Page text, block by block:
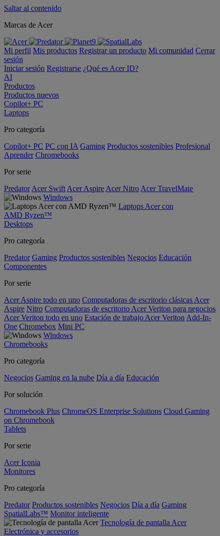
Saltar al contenido
Marcas de Acer
Mi perfil Mis productos Registrar un producto Mi comunidad Cerrar
sesión
Iniciar sesión Registrarse ¿Qué es Acer ID?
AI
Productos
Productos nuevos
Copilot+ PC
Laptops
Pro categoría
Copilot+ PC PC con IA Gaming Productos sostenibles Profesional
Aprender Chromebooks
Por serie
Predator Acer Swift Acer Aspire Acer Nitro Acer TravelMate
Windows
Laptops Acer con
AMD Ryzen™
Desktops
Pro categoría
Predator Gaming Productos sostenibles Negocios Educación
Componentes
Por serie
Acer Aspire todo en uno Computadoras de escritorio clásicas Acer
Aspire Nitro Computadoras de escritorio Acer Veriton para negocios
Acer Veriton todo en uno Estación de trabajo Acer Veriton Add-In-
One Chromebox Mini PC
Windows
Chromebooks
Pro categoría
Negocios Gaming en la nube Día a día Educación
Por solución
Chromebook Plus ChromeOS Enterprise Solutions Cloud Gaming
on Chromebook
Tablets
Por serie
Acer Iconia
Monitores
Pro categoría
Predator Productos sostenibles Negocios Día a día Gaming
SpatialLabs™ Monitor inteligente
Tecnología de pantalla Acer
Electrónica y accesorios